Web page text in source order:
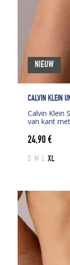
CALVIN KLEIN
Calvin Klein
van kant
24,90€
S M L XL
NIEUW